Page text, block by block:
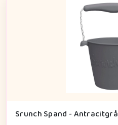
Srunch Spand - Antracitgrå